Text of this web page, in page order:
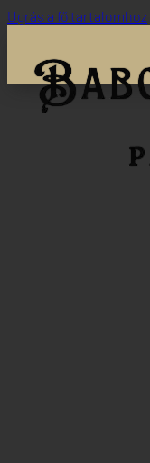
Ugrás a fő tartalomhoz